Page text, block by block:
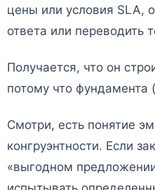
цены или условия SLA,
ответа или переводить
Получается, что он
потому что фундамента
Смотри, есть понятие
конгруэнтности. Если
«выгодном